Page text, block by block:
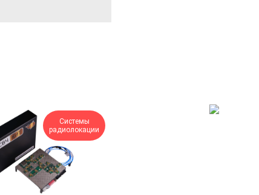
Системы
радиолокации